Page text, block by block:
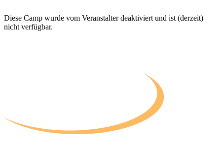
Diese Camp wurde vom Veranstalter deaktiviert und ist (derzeit)
nicht verfügbar.